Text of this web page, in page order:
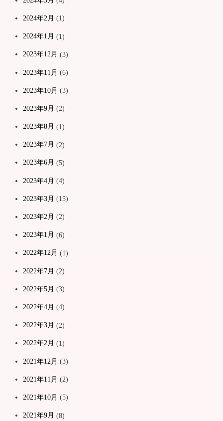
2024年2月 (1)
2024年1月 (1)
2023年12月 (3)
2023年11月 (6)
2023年10月 (3)
2023年9月 (2)
2023年8月 (1)
2023年7月 (2)
2023年6月 (5)
2023年4月 (4)
2023年3月 (15)
2023年2月 (2)
2023年1月 (6)
2022年12月 (1)
2022年7月 (2)
2022年5月 (3)
2022年4月 (4)
2022年3月 (2)
2022年2月 (1)
2021年12月 (3)
2021年11月 (2)
2021年10月 (5)
2021年9月 (8)